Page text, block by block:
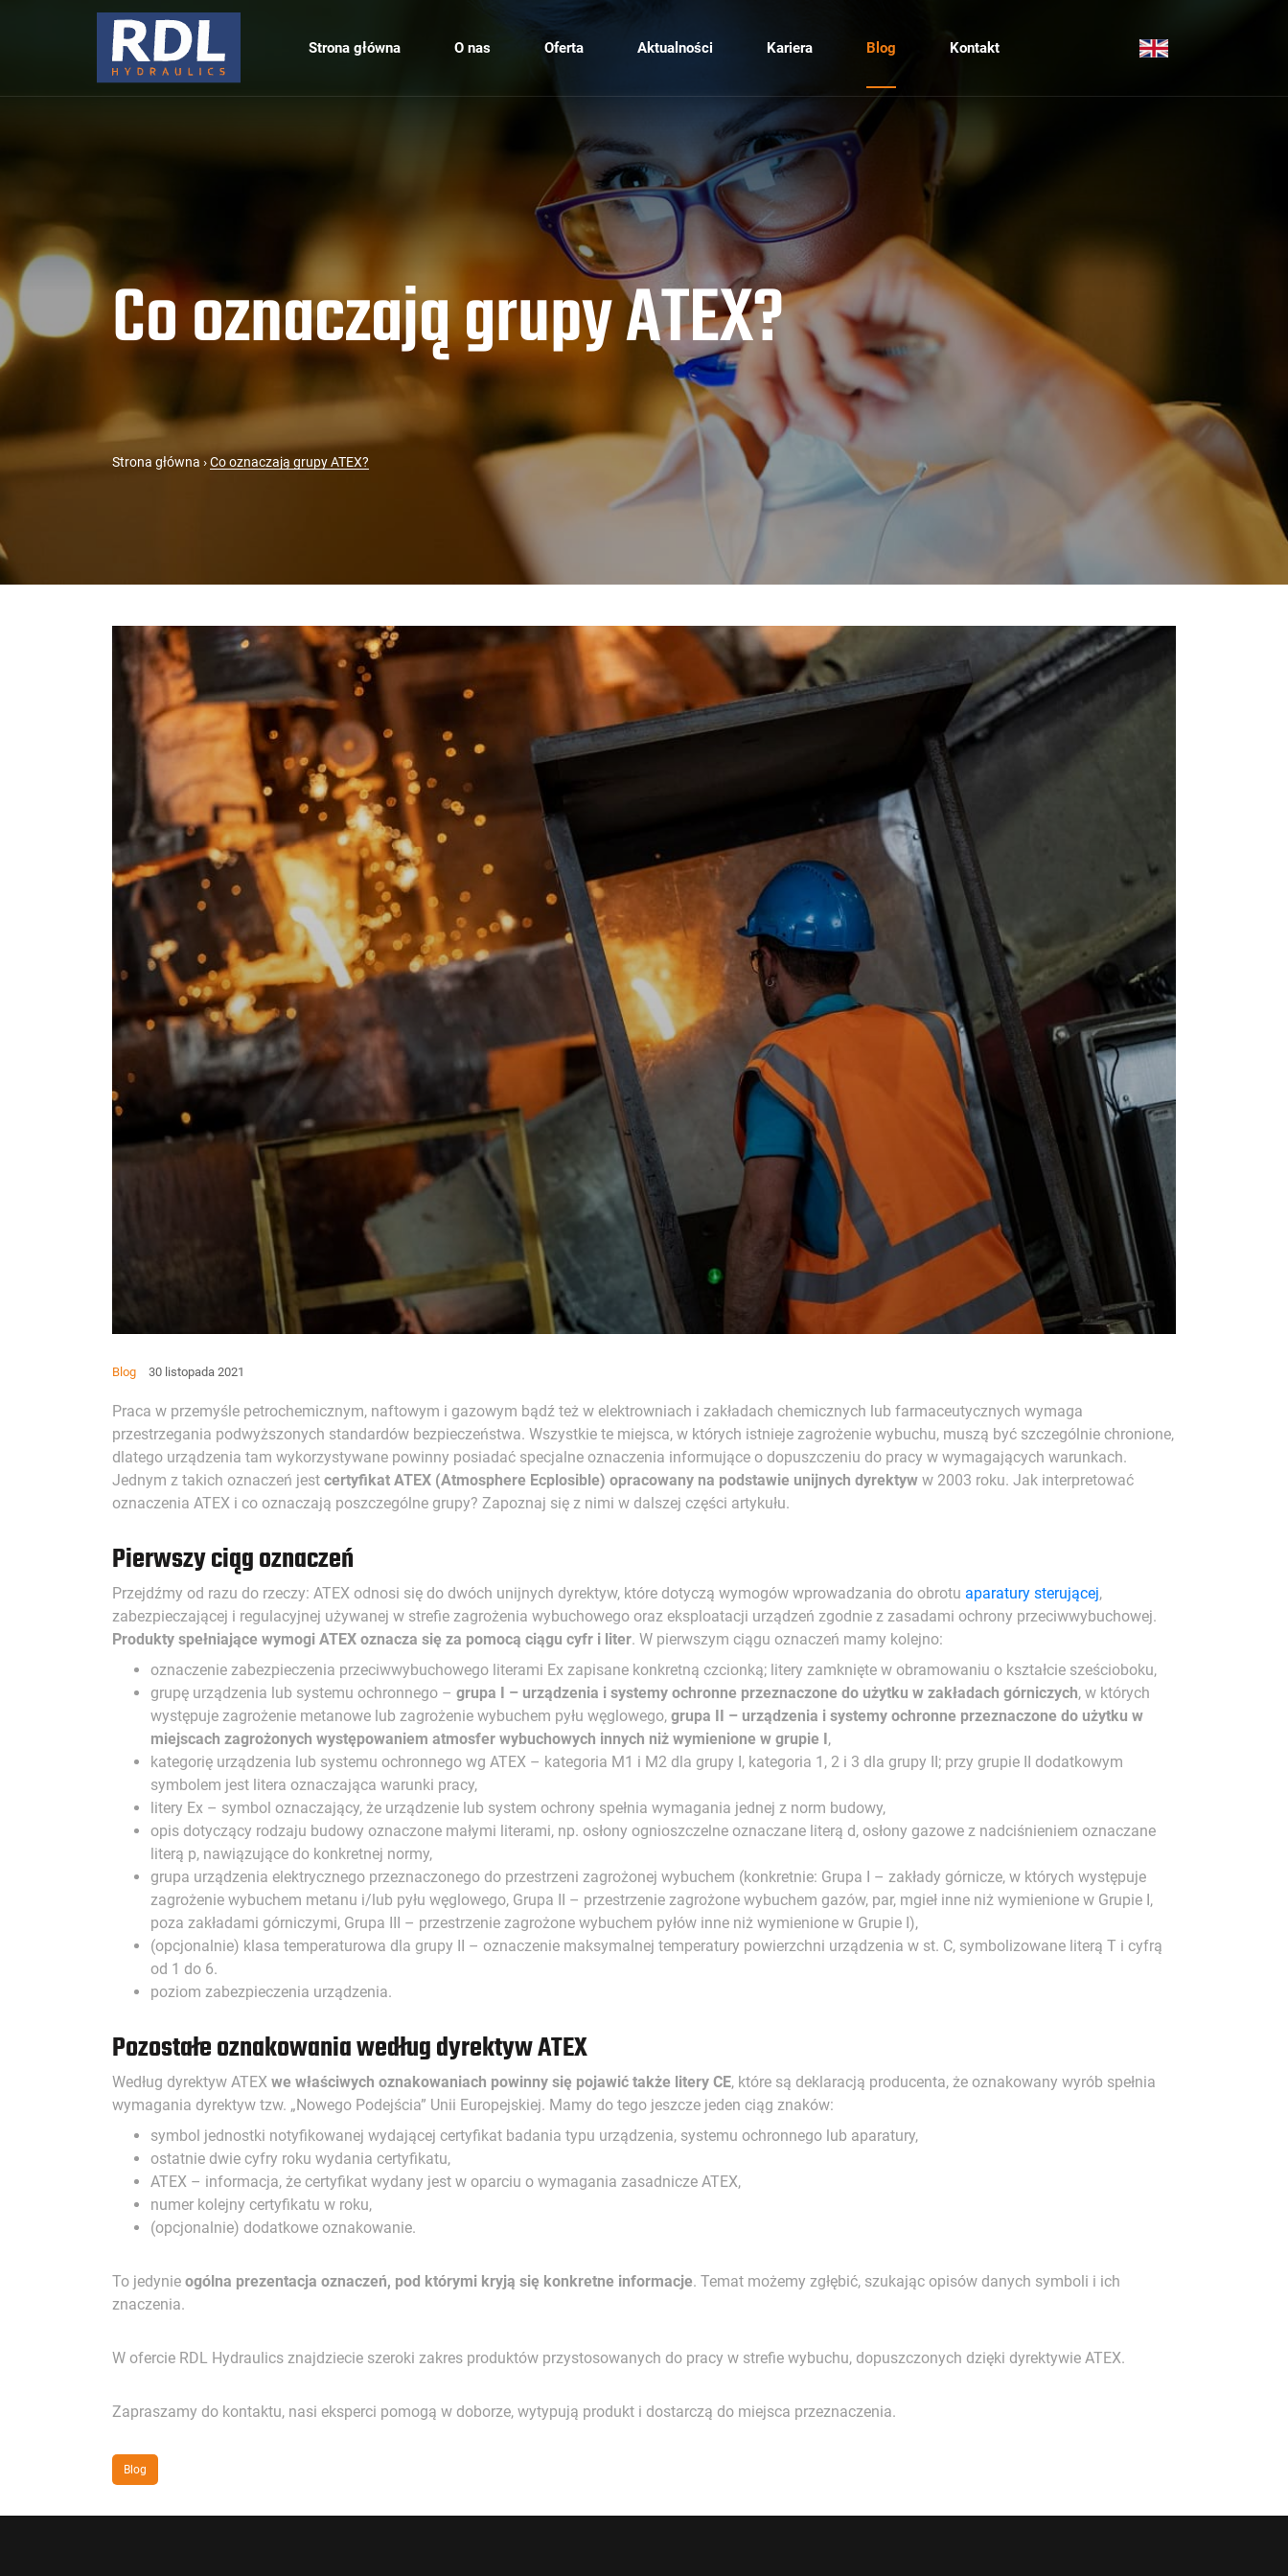
Strona główna O nas Oferta Aktualności Kariera Blog Kontakt
Co oznaczają grupy ATEX?
Strona główna ›Co oznaczają grupy ATEX?
Blog 30 listopada 2021
Praca w przemyśle petrochemicznym, naftowym i gazowym bądź też w elektrowniach i zakładach chemicznych lub farmaceutycznych wymaga
przestrzegania podwyższonych standardów bezpieczeństwa. Wszystkie te miejsca, w których istnieje zagrożenie wybuchu, muszą być szczególnie chronione,
dlatego urządzenia tam wykorzystywane powinny posiadać specjalne oznaczenia informujące o dopuszczeniu do pracy w wymagających warunkach.
Jednym z takich oznaczeń jest certyfikat ATEX (Atmosphere Ecplosible) opracowany na podstawie unijnych dyrektyw w 2003 roku. Jak interpretować
oznaczenia ATEX i co oznaczają poszczególne grupy? Zapoznaj się z nimi w dalszej części artykułu.
Pierwszy ciąg oznaczeń
Przejdźmy od razu do rzeczy: ATEX odnosi się do dwóch unijnych dyrektyw, które dotyczą wymogów wprowadzania do obrotu aparatury sterującej,
zabezpieczającej i regulacyjnej używanej w strefie zagrożenia wybuchowego oraz eksploatacji urządzeń zgodnie z zasadami ochrony przeciwwybuchowej.
Produkty spełniające wymogi ATEX oznacza się za pomocą ciągu cyfr i liter. W pierwszym ciągu oznaczeń mamy kolejno:
oznaczenie zabezpieczenia przeciwwybuchowego literami Ex zapisane konkretną czcionką; litery zamknięte w obramowaniu o kształcie sześcioboku,
grupę urządzenia lub systemu ochronnego – grupa I – urządzenia i systemy ochronne przeznaczone do użytku w zakładach górniczych, w których
występuje zagrożenie metanowe lub zagrożenie wybuchem pyłu węglowego, grupa II – urządzenia i systemy ochronne przeznaczone do użytku w
miejscach zagrożonych występowaniem atmosfer wybuchowych innych niż wymienione w grupie I ,
kategorię urządzenia lub systemu ochronnego wg ATEX – kategoria M1 i M2 dla grupy I, kategoria 1, 2 i 3 dla grupy II; przy grupie II dodatkowym
symbolem jest litera oznaczająca warunki pracy,
litery Ex – symbol oznaczający, że urządzenie lub system ochrony spełnia wymagania jednej z norm budowy,
opis dotyczący rodzaju budowy oznaczone małymi literami, np. osłony ognioszczelne oznaczane literą d, osłony gazowe z nadciśnieniem oznaczane
literą p, nawiązujące do konkretnej normy,
grupa urządzenia elektrycznego przeznaczonego do przestrzeni zagrożonej wybuchem (konkretnie: Grupa I – zakłady górnicze, w których występuje
zagrożenie wybuchem metanu i/lub pyłu węglowego, Grupa II – przestrzenie zagrożone wybuchem gazów, par, mgieł inne niż wymienione w Grupie I,
poza zakładami górniczymi, Grupa III – przestrzenie zagrożone wybuchem pyłów inne niż wymienione w Grupie I),
(opcjonalnie) klasa temperaturowa dla grupy II – oznaczenie maksymalnej temperatury powierzchni urządzenia w st. C, symbolizowane literą T i cyfrą
od 1 do 6.
poziom zabezpieczenia urządzenia.
Pozostałe oznakowania według dyrektyw ATEX
Według dyrektyw ATEX we właściwych oznakowaniach powinny się pojawić także litery CE, które są deklaracją producenta, że oznakowany wyrób spełnia
wymagania dyrektyw tzw. „Nowego Podejścia” Unii Europejskiej. Mamy do tego jeszcze jeden ciąg znaków:
symbol jednostki notyfikowanej wydającej certyfikat badania typu urządzenia, systemu ochronnego lub aparatury,
ostatnie dwie cyfry roku wydania certyfikatu,
ATEX – informacja, że certyfikat wydany jest w oparciu o wymagania zasadnicze ATEX,
numer kolejny certyfikatu w roku,
(opcjonalnie) dodatkowe oznakowanie.
To jedynie ogólna prezentacja oznaczeń, pod którymi kryją się konkretne informacje. Temat możemy zgłębić, szukając opisów danych symboli i ich
znaczenia.
W ofercie RDL Hydraulics znajdziecie szeroki zakres produktów przystosowanych do pracy w strefie wybuchu, dopuszczonych dzięki dyrektywie ATEX.
Zapraszamy do kontaktu, nasi eksperci pomogą w doborze, wytypują produkt i dostarczą do miejsca przeznaczenia.
Blog